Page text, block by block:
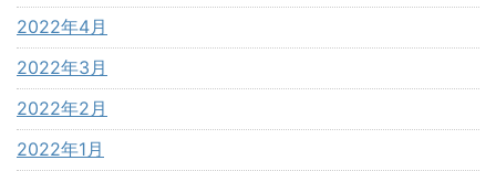
2022年4月
2022年3月
2022年2月
2022年1月